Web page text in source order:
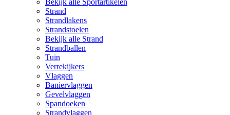
Bekijk alle Sportartikelen
Strand
Strandlakens
Strandstoelen
Bekijk alle Strand
Strandballen
Tuin
Verrekijkers
Vlaggen
Baniervlaggen
Gevelvlaggen
Spandoeken
Strandvlaggen